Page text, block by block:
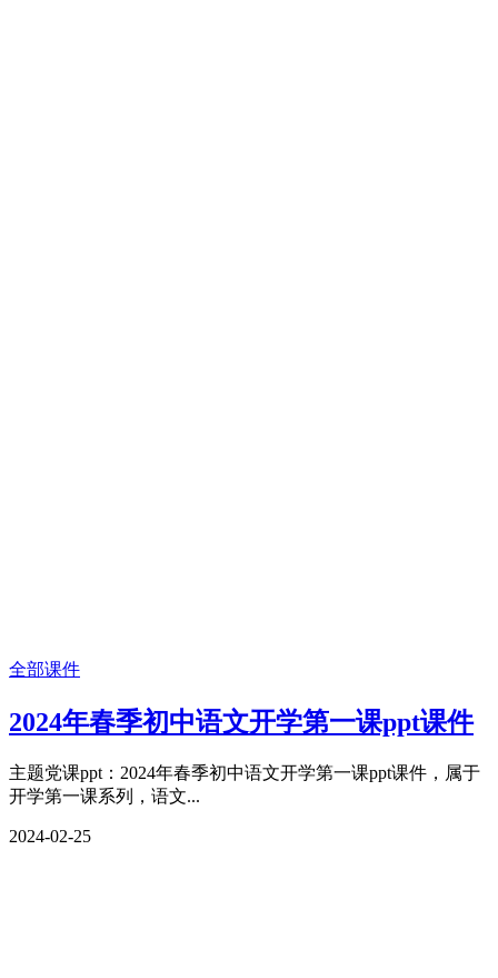
全部课件
2024年春季初中语文开学第一课ppt课件
主题党课ppt：2024年春季初中语文开学第一课ppt课件，属于
开学第一课系列，语文...
2024-02-25